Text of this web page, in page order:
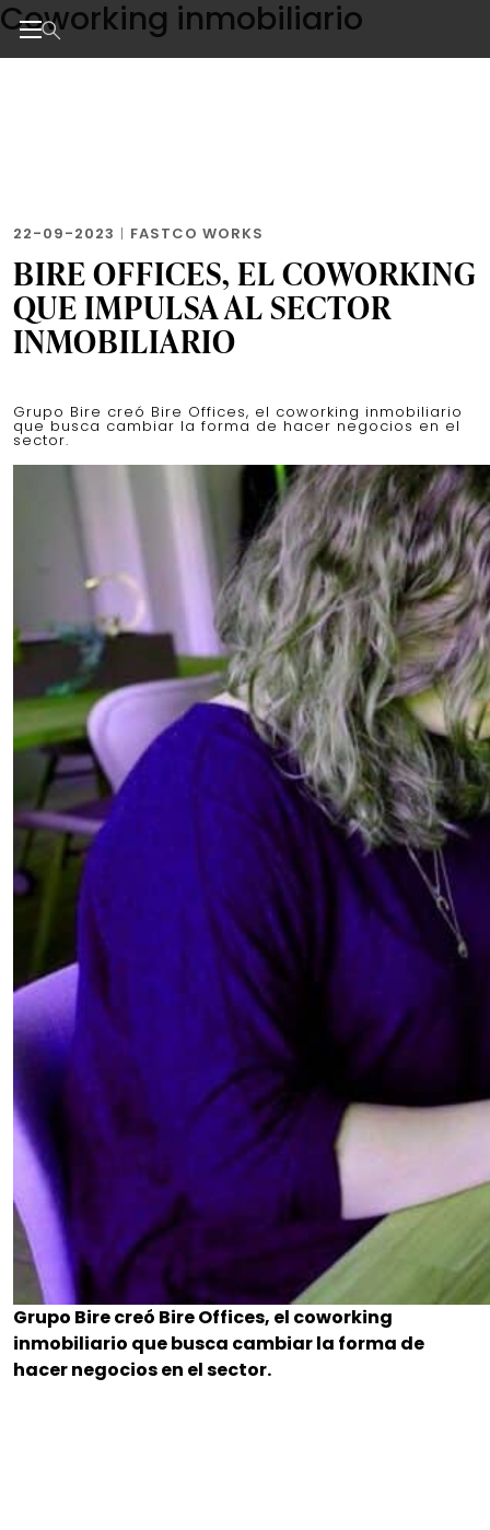
Skip
to
the
Coworking inmobiliario
22-09-2023 | FASTCO WORKS
BIRE OFFICES, EL COWORKING
QUE IMPULSA AL SECTOR
INMOBILIARIO
Grupo Bire creó Bire Offices, el coworking inmobiliario
que busca cambiar la forma de hacer negocios en el
sector.
Grupo Bire creó Bire Offices, el coworking
inmobiliario que busca cambiar la forma de
hacer negocios en el sector.